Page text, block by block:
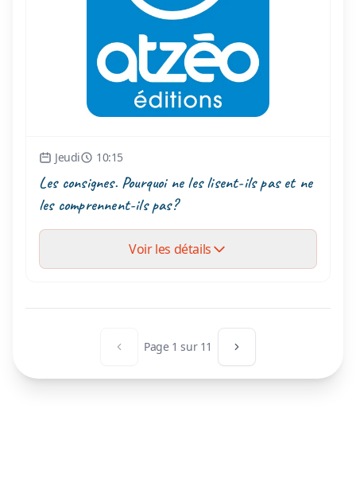
Jeudi 10:15
Les consignes. Pourquoi ne les lisent-ils pas et ne
les comprennent-ils pas?
Voir les détails
Page précédente
Page 1 sur 11 Page suivante